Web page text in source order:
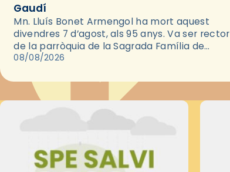
Gaudí
Mn. Lluís Bonet Armengol ha mort aquest
divendres 7 d’agost, als 95 anys. Va ser rector
de la parròquia de la Sagrada Família de
Barcelona durant 25 anys, entre 1993 i 2018,…
08/08/2026